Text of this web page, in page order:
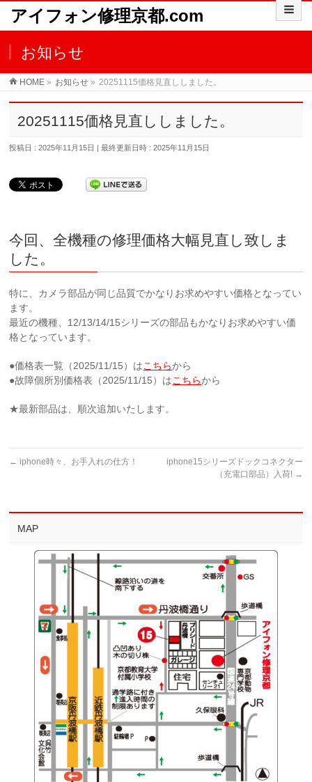
アイフォン修理京都.com
お知らせ
HOME » お知らせ » 20251115価格見直ししました。
20251115価格見直ししました。
投稿日 : 2025年11月15日 最終更新日時 : 2025年11月15日
今回、全機種の修理価格大幅見直し致しま
した。
特に、カメラ部品が同じ品質でかなりお求めやすい価格となってい
ます。
最近の機種、12/13/14/15シリーズの部品もかなりお求めやすい価
格となっています。
●価格表一覧（2025/11/15）はこちらから
●故障個所別価格表（2025/11/15）はこちらから
★最新部品は、順次追加いたします。
← iphone時々、お手入れの仕方！
iphone15シリーズドックコネクター
（充電口部品）入荷! →
MAP